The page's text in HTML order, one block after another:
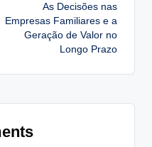
As Decisões nas
Empresas Familiares e a
Geração de Valor no
Longo Prazo